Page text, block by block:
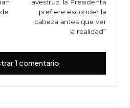
avestruz, la Presidenta
prefiere esconder la
cabeza antes que ver
la realidad”
1 comentario